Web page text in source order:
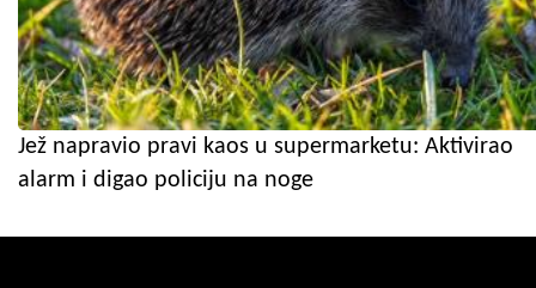
Jež napravio pravi kaos u supermarketu: Aktivirao
alarm i digao policiju na noge